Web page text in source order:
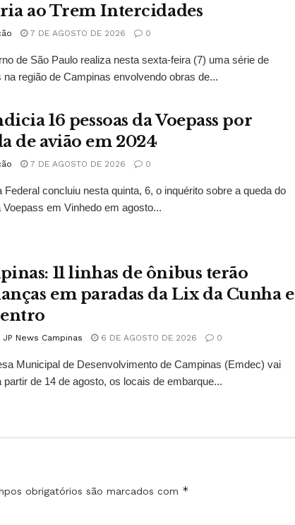
ao Trem Intercidades
7 DE AGOSTO DE 2026 0
de São Paulo realiza nesta sexta-feira (7) uma série de
na região de Campinas envolvendo obras de...
16 pessoas da Voepass por
de avião em 2024
7 DE AGOSTO DE 2026 0
Federal concluiu nesta quinta, 6, o inquérito sobre a queda do
Voepass em Vinhedo em agosto...
11 linhas de ônibus terão
em paradas da Lix da Cunha e
News Campinas 6 DE AGOSTO DE 2026 0
Municipal de Desenvolvimento de Campinas (Emdec) vai
partir de 14 de agosto, os locais de embarque...
obrigatórios são marcados com *